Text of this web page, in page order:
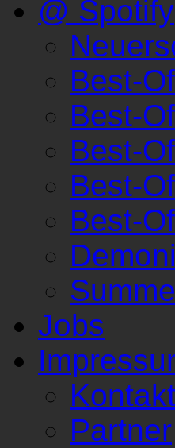
@ Spotify
Best-
Best-
Best-
Best-
Best-
Jobs
Partner